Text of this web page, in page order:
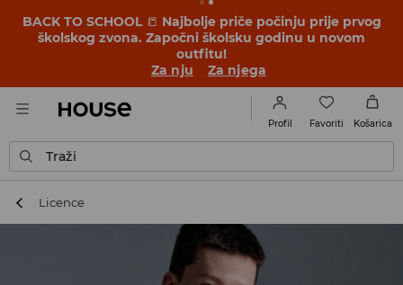
BACK TO SCHOOL 📒 Najbolje priče počinju prije prvog
školskog zvona. Započni školsku godinu u novom
outfitu!
Za nju
Za njega
Profil Favoriti Košarica
Traži
Licence